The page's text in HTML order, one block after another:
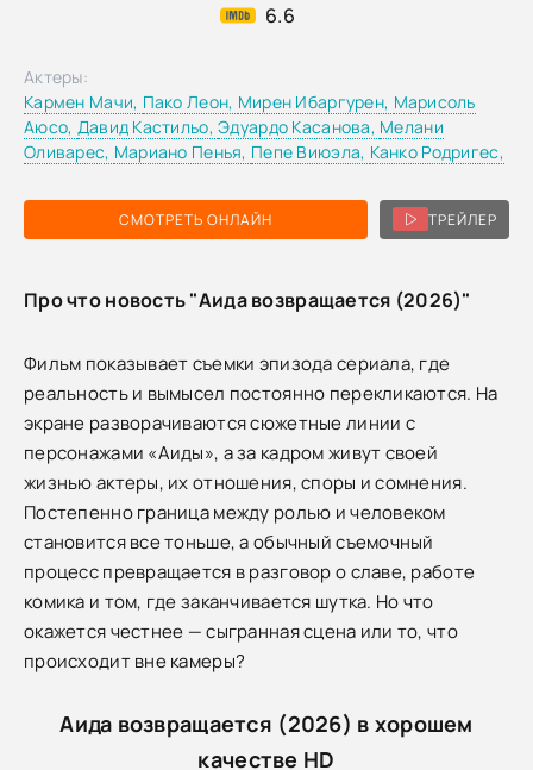
6.6
СМОТРЕТЬ ОНЛАЙН ТРЕЙЛЕР
Актеры:
Кармен Мачи, Пако Леон, Мирен Ибаргурен, Марисоль
Аюсо, Давид Кастильо,Эдуардо Касанова, Мелани
Оливарес, Мариано Пенья, Пепе Виюэла, Канко Родригес,
Про что новость "Аида возвращается (2026)"
Фильм показывает съемки эпизода сериала, где
реальность и вымысел постоянно перекликаются. На
экране разворачиваются сюжетные линии с
персонажами «Аиды», а за кадром живут своей
жизнью актеры, их отношения, споры и сомнения.
Постепенно граница между ролью и человеком
становится все тоньше, а обычный съемочный
процесс превращается в разговор о славе, работе
комика и том, где заканчивается шутка. Но что
окажется честнее — сыгранная сцена или то, что
происходит вне камеры?
Аида возвращается (2026) в хорошем
качестве HD